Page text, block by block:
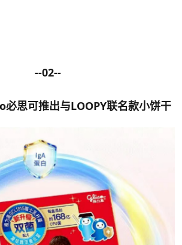
--02--
必思可推出与LOOPY联名款小饼干